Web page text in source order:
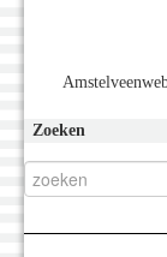
Zoeken